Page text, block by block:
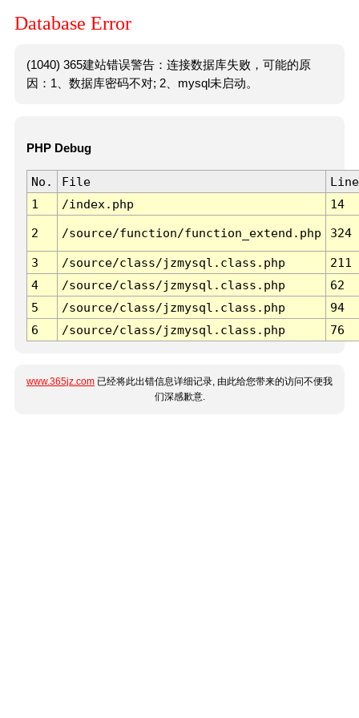
Database Error
(1040) 365建站错误警告：连接数据库失败，可能的原
因：1、数据库密码不对; 2、mysql未启动。
PHP Debug
No. File
Line
1
/index.php 14
2 /source/function/function_extend.php 324
3 /source/class/jzmysql.class.php
211
4
/source/class/jzmysql.class.php
62
5
/source/class/jzmysql.class.php
94
6
/source/class/jzmysql.class.php 76
www.365jz.com 已经将此出错信息详细记录, 由此给您带来的访问不便我
们深感歉意.